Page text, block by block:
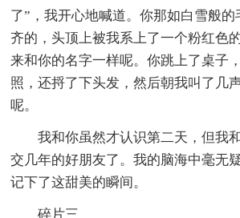
了”，我开心地喊道。你那如白雪般
齐的，头顶上被我系上了一个粉红色
来和你的名字一样呢。你跳上了桌子
照，还捋了下头发，然后朝我叫了几
呢。
我和你虽然才认识第二天，但我
交几年的好朋友了。我的脑海中毫无
记下了这甜美的瞬间。
碎片三